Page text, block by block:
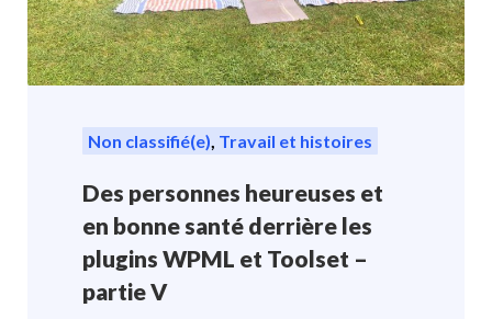
Non classifié(e), Travail et histoires
Des personnes heureuses et
en bonne santé derrière les
plugins WPML et Toolset –
partie V